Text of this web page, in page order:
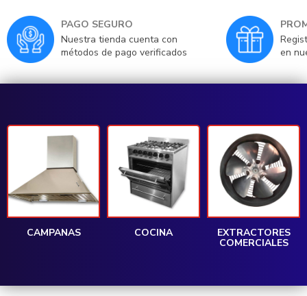
PAGO SEGURO
Nuestra tienda cuenta con
métodos de pago verificados
en
CAMPANAS COCINA EXTRACTORES
COMERCIALES